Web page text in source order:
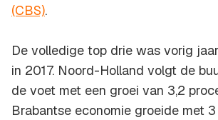
(CBS).
De volledige top drie was vorig
in 2017. Noord-Holland volgt de
de voet met een groei van 3,2
Brabantse economie groeide met